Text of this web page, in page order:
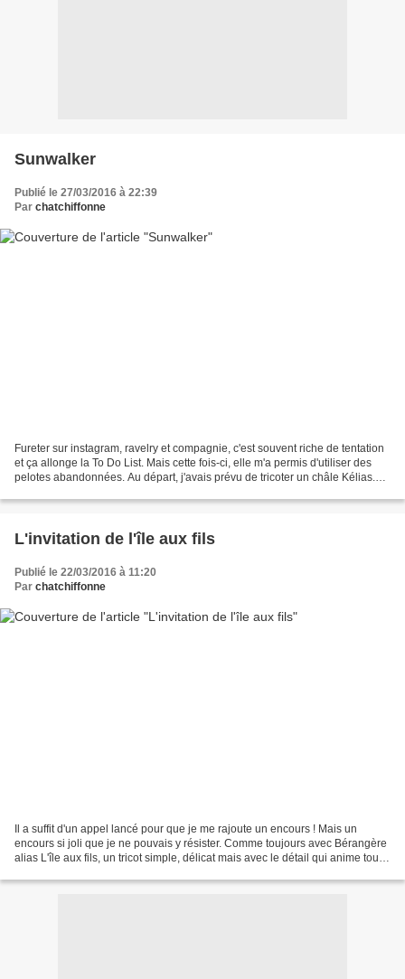
Sunwalker
Publié le 27/03/2016 à 22:39
Par chatchiffonne
Fureter sur instagram, ravelry et compagnie, c'est souvent riche de tentation
et ça allonge la To Do List. Mais cette fois-ci, elle m'a permis d'utiliser des
pelotes abandonnées. Au départ, j'avais prévu de tricoter un châle Kélias.
L'invitation de l'île aux fils
Publié le 22/03/2016 à 11:20
Par chatchiffonne
Il a suffit d'un appel lancé pour que je me rajoute un encours ! Mais un
encours si joli que je ne pouvais y résister. Comme toujours avec Bérangère
alias L'île aux fils, un tricot simple, délicat mais avec le détail qui anime tout.